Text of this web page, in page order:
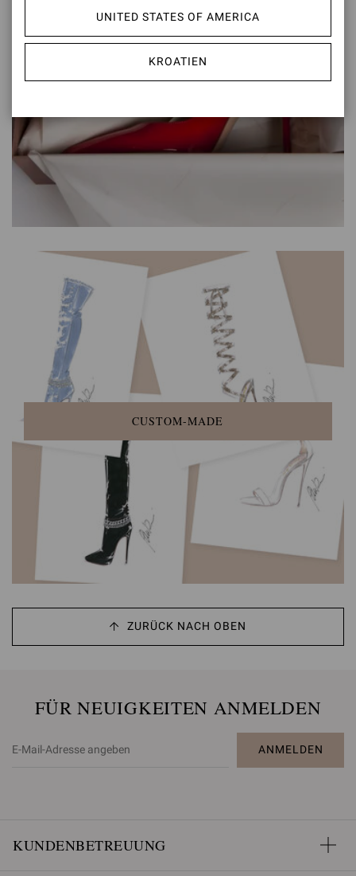
PFLEGE- UND REPARATURSERVICE
CUSTOM-MADE
ZURÜCK NACH OBEN
FÜR NEUIGKEITEN ANMELDEN
ANMELDEN
KUNDENBETREUUNG
UNITED STATES OF AMERICA
KROATIEN